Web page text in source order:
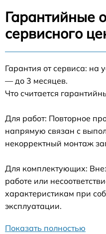
Гарантийные
сервисного
Гарантия от сервиса: на
— до 3 месяцев.
Что считается
Для работ: Повторное
напрямую связан с
некорректный монтаж
Для комплектующих:
работе или
характеристикам при
эксплуатации.
Показать полностью